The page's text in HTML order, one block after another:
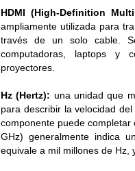
HDMI (High-Definition
ampliamente utilizada para
través de un solo cable.
computadoras, laptops y
proyectores.
Hz (Hertz): una unidad que
para describir la velocidad
componente puede
GHz) generalmente indica
equivale a mil millones de Hz,
JUL
17